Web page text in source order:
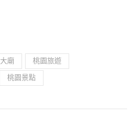
廟
桃園旅遊
桃園景點